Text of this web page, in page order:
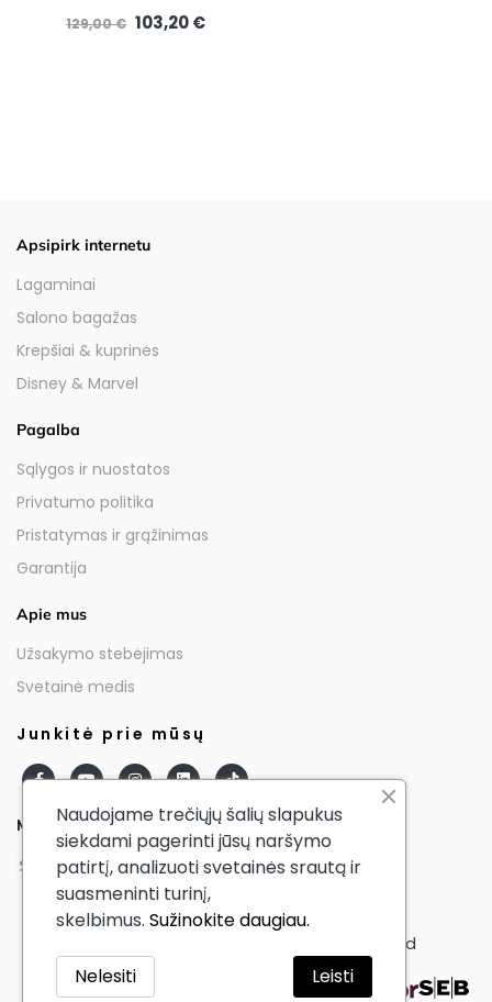
129,00 € 103,20 €
Apsipirk internetu
Lagaminai
Salono bagažas
Krepšiai & kuprinės
Disney & Marvel
Pagalba
Sąlygos ir nuostatos
Privatumo politika
Pristatymas ir grąžinimas
Garantija
Apie mus
Užsakymo stebėjimas
Svetainė medis
Junkitė prie mūsų
Mūsų partneriai
© AmericanTourister - All Rights Reserved
Naudojame trečiųjų šalių slapukus
siekdami pagerinti jūsų naršymo
patirtį, analizuoti svetainės srautą ir
suasmeninti turinį,
skelbimus. Sužinokite daugiau.
Leisti
Nelesiti